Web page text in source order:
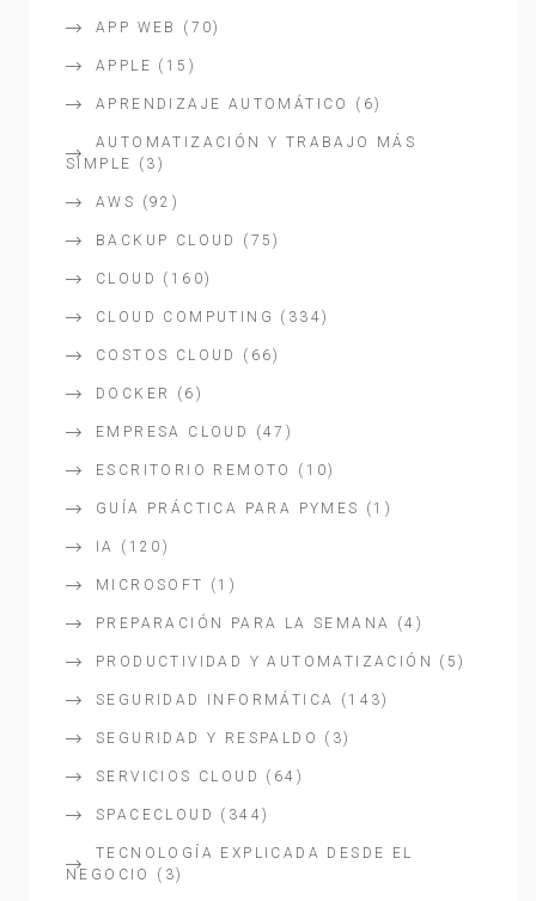
APP WEB (70)
APPLE (15)
APRENDIZAJE AUTOMÁTICO (6)
AUTOMATIZACIÓN Y TRABAJO MÁS
SIMPLE
(3)
AWS (92)
BACKUP CLOUD (75)
CLOUD (160)
CLOUD COMPUTING (334)
COSTOS CLOUD (66)
DOCKER (6)
EMPRESA CLOUD (47)
ESCRITORIO REMOTO (10)
GUÍA PRÁCTICA PARA PYMES (1)
IA (120)
MICROSOFT (1)
PREPARACIÓN PARA LA SEMANA (4)
PRODUCTIVIDAD Y AUTOMATIZACIÓN (5)
SEGURIDAD INFORMÁTICA (143)
SEGURIDAD Y RESPALDO (3)
SERVICIOS CLOUD (64)
SPACECLOUD (344)
TECNOLOGÍA EXPLICADA DESDE EL
NEGOCIO
(3)